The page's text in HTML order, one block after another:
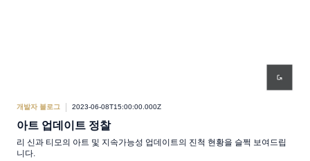
개발자 블로그 2023-06-08T15:00:00.000Z
아트 업데이트 정찰
리 신과 티모의 아트 및 지속가능성 업데이트의 진척 현황을 슬쩍 보여드립
니다.